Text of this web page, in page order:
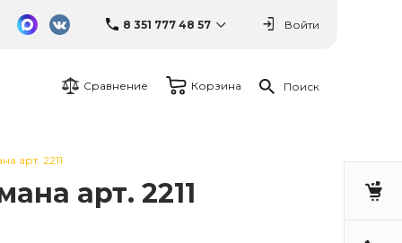
8 351 777 48 57 Войти
Сравнение Корзина Поиск
арт. 2211
арт. 2211